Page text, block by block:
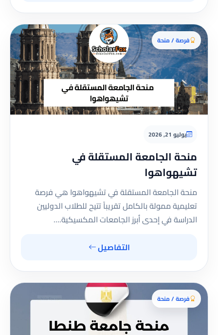
فرصة / منحة
يوليو 21, 2026
منحة الجامعة المستقلة في
تشيهواهوا
منحة الجامعة المستقلة في تشيهواهوا هي فرصة
تعليمية ممولة بالكامل تقريباً تتيح للطلاب الدوليين
الدراسة في إحدى أبرز الجامعات المكسيكية.…
التفاصيل
فرصة / منحة